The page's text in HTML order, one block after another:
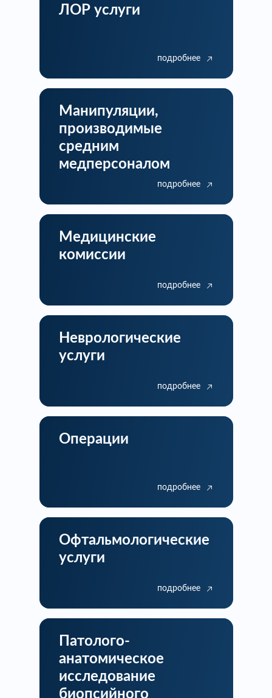
ЛОР услуги
подробнее
Манипуляции,
производимые
средним
медперсоналом
подробнее
Медицинские
комиссии
подробнее
Неврологические
услуги
подробнее
Операции
подробнее
Офтальмологические
услуги
подробнее
Патолого-
анатомическое
исследование
биопсийного